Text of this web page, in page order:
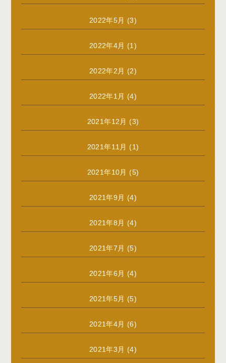
2022年5月 (3)
2022年4月 (1)
2022年2月 (2)
2022年1月 (4)
2021年12月 (3)
2021年11月 (1)
2021年10月 (5)
2021年9月 (4)
2021年8月 (4)
2021年7月 (5)
2021年6月 (4)
2021年5月 (5)
2021年4月 (6)
2021年3月 (4)